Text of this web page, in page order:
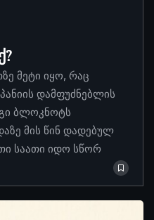
მეტი იყო, რაც
დამფუძნებლის
ბლოკნოტს
მის წინ დადებულ
საათი იდო სწორ